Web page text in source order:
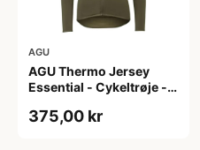
AGU
AGU Thermo Jersey
Essential - Cykeltrøje -
L
375,00 kr